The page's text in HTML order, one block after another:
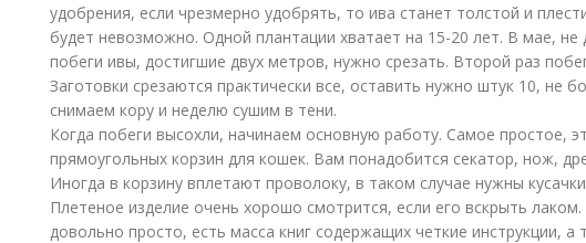
удобрения, если чрезмерно удобрять, то ива станет толстой и
будет невозможно. Одной плантации хватает на 15-20 лет. В мае, не
побеги ивы, достигшие двух метров, нужно срезать. Второй раз
Заготовки срезаются практически все, оставить нужно штук 10, не
снимаем кору и неделю сушим в тени.
Когда побеги высохли, начинаем основную работу. Самое простое,
прямоугольных корзин для кошек. Вам понадобится секатор, нож,
Иногда в корзину вплетают проволоку, в таком случае нужны
Плетеное изделие очень хорошо смотрится, если его вскрыть лаком.
довольно просто, есть масса книг содержащих четкие инструкции,